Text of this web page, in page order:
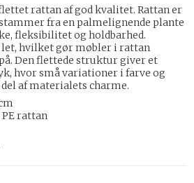
rattan af god kvalitet. Rattan er
fra en palmelignende plante
fleksibilitet og holdbarhed.
hvilket gør møbler i rattan
Den flettede struktur giver et
hvor små variationer i farve og
af materialets charme.
rattan